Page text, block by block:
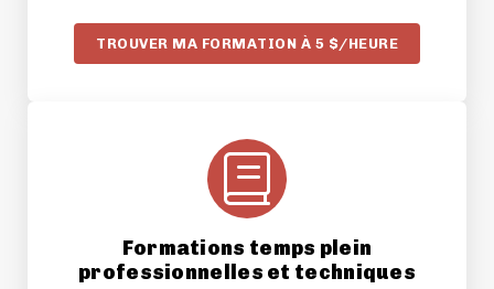
TROUVER MA FORMATION À 5 $/HEURE
Formations temps plein
professionnelles et techniques